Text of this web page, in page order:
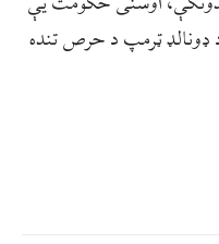
ډونالډ ټرمپ د حرص تنده